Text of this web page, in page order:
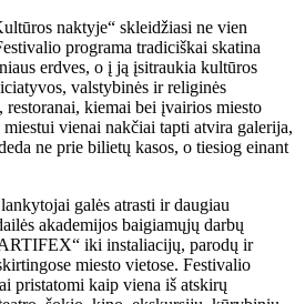
naktyje“ skleidžiasi ne vien
programa tradiciškai skatina
erdves, o į ją įsitraukia kultūros
valstybinės ir religinės
restoranai, kiemai bei įvairios miesto
vienai nakčiai tapti atvira galerija,
ne prie bilietų kasos, o tiesiog einant
galės atrasti ir daugiau
akademijos baigiamųjų darbų
iki instaliacijų, parodų ir
miesto vietose. Festivalio
pristatomi kaip viena iš atskirų